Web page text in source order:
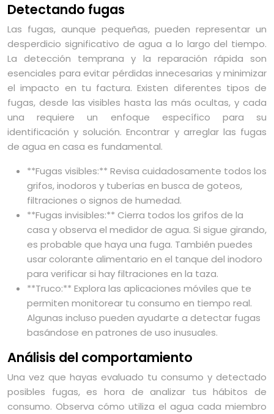
Detectando fugas
Las fugas, aunque pequeñas, pueden representar un
desperdicio significativo de agua a lo largo del tiempo.
La detección temprana y la reparación rápida son
esenciales para evitar pérdidas innecesarias y minimizar
el impacto en tu factura. Existen diferentes tipos de
fugas, desde las visibles hasta las más ocultas, y cada
una requiere un enfoque específico para su
identificación y solución. Encontrar y arreglar las fugas
de agua en casa es fundamental.
**Fugas visibles:** Revisa cuidadosamente todos los
grifos, inodoros y tuberías en busca de goteos,
filtraciones o signos de humedad.
**Fugas invisibles:** Cierra todos los grifos de la
casa y observa el medidor de agua. Si sigue girando,
es probable que haya una fuga. También puedes
usar colorante alimentario en el tanque del inodoro
para verificar si hay filtraciones en la taza.
**Truco:** Explora las aplicaciones móviles que te
permiten monitorear tu consumo en tiempo real.
Algunas incluso pueden ayudarte a detectar fugas
basándose en patrones de uso inusuales.
Análisis del comportamiento
Una vez que hayas evaluado tu consumo y detectado
posibles fugas, es hora de analizar tus hábitos de
consumo. Observa cómo utiliza el agua cada miembro